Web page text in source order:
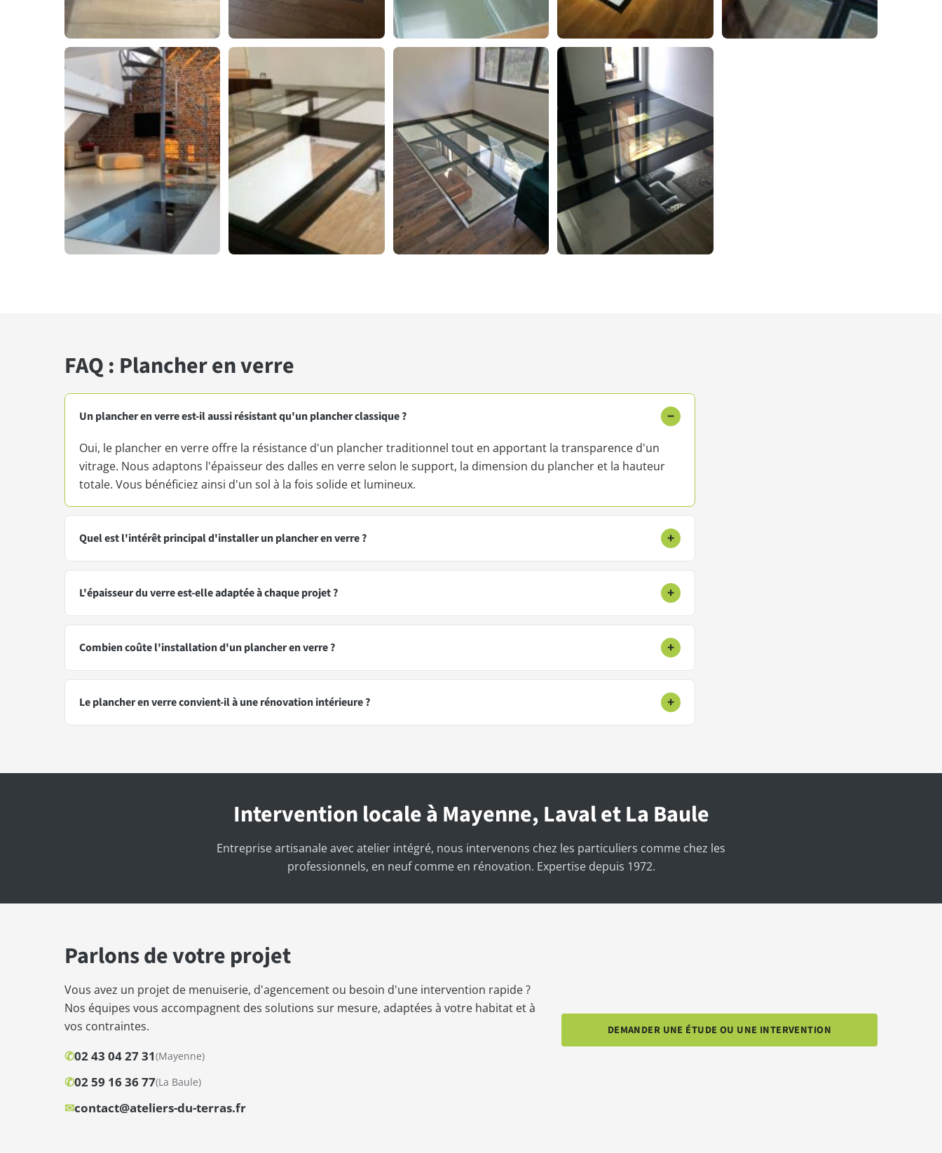
FAQ : Plancher en verre
Un plancher en verre est-il aussi résistant qu'un plancher classique ? −
Oui, le plancher en verre offre la résistance d'un plancher traditionnel tout en apportant la transparence d'un
vitrage. Nous adaptons l'épaisseur des dalles en verre selon le support, la dimension du plancher et la hauteur
totale. Vous bénéficiez ainsi d'un sol à la fois solide et lumineux.
Quel est l'intérêt principal d'installer un plancher en verre ? +
L'épaisseur du verre est-elle adaptée à chaque projet ? +
Combien coûte l'installation d'un plancher en verre ? +
Le plancher en verre convient-il à une rénovation intérieure ? +
Intervention locale à Mayenne, Laval et La Baule
Entreprise artisanale avec atelier intégré, nous intervenons chez les particuliers comme chez les
professionnels, en neuf comme en rénovation. Expertise depuis 1972.
Parlons de votre projet
Vous avez un projet de menuiserie, d'agencement ou besoin d'une intervention rapide ?
Nos équipes vous accompagnent des solutions sur mesure, adaptées à votre habitat et à
vos contraintes.
✆02 43 04 27 31(Mayenne)
✆02 59 16 36 77(La Baule)
✉contact@ateliers-du-terras.fr
DEMANDER UNE ÉTUDE OU UNE INTERVENTION